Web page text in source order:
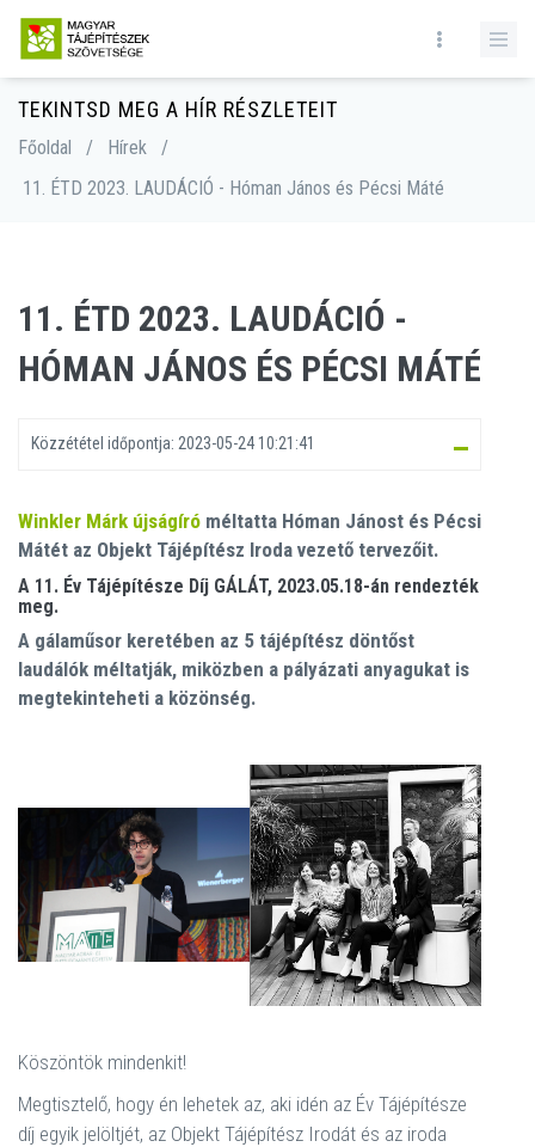
TEKINTSD MEG A HÍR RÉSZLETEIT
Főoldal / Hírek
/
11. ÉTD 2023. LAUDÁCIÓ - Hóman János és Pécsi Máté
11. ÉTD 2023. LAUDÁCIÓ -
HÓMAN JÁNOS ÉS PÉCSI MÁTÉ
Közzététel időpontja: 2023-05-24 10:21:41
Winkler Márk újságíró méltatta Hóman Jánost és Pécsi
Mátét az Objekt Tájépítész Iroda vezető tervezőit.
A 11. Év Tájépítésze Díj GÁLÁT, 2023.05.18-án rendezték
meg.
A gálaműsor keretében az 5 tájépítész döntőst
laudálók méltatják, miközben a pályázati anyagukat is
megtekinteheti a közönség.
Köszöntök mindenkit!
Megtisztelő, hogy én lehetek az, aki idén az Év Tájépítésze
díj egyik jelöltjét, az Objekt Tájépítész Irodát és az iroda